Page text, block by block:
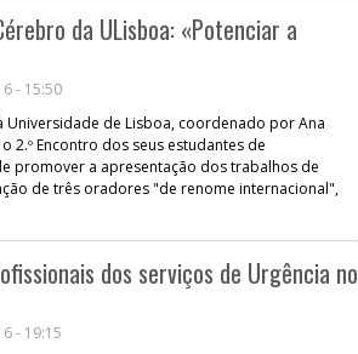
da ULisboa: «Potenciar a
- 15:50
de Lisboa, coordenado por Ana
2.º Encontro dos seus estudantes de
promover a apresentação dos trabalhos de
de três oradores "de renome internacional",
dos serviços de Urgência no
- 19:15